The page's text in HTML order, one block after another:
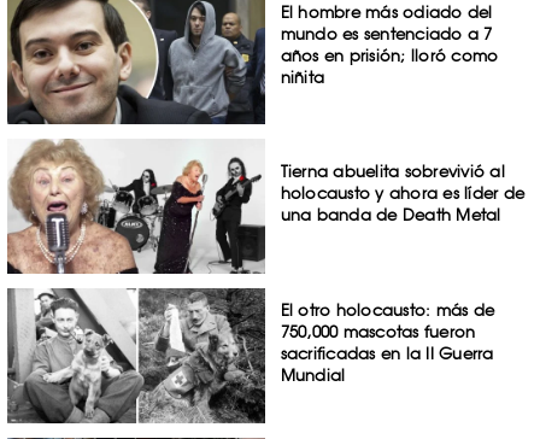
El hombre más odiado del
mundo es sentenciado a 7
años en prisión; lloró como
niñita
Tierna abuelita sobrevivió al
holocausto y ahora es líder de
una banda de Death Metal
El otro holocausto: más de
750,000 mascotas fueron
sacrificadas en la II Guerra
Mundial